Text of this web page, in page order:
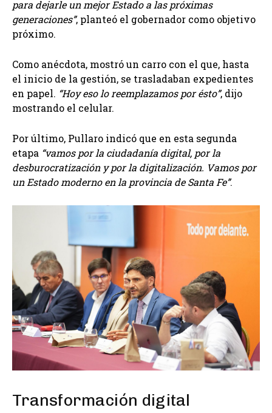
para dejarle un mejor Estado a las próximas
generaciones”, planteó el gobernador como objetivo
próximo.
Como anécdota, mostró un carro con el que, hasta
el inicio de la gestión, se trasladaban expedientes
en papel. “Hoy eso lo reemplazamos por ésto”, dijo
mostrando el celular.
Por último, Pullaro indicó que en esta segunda
etapa “vamos por la ciudadanía digital, por la
desburocratización y por la digitalización. Vamos por
un Estado moderno en la provincia de Santa Fe”.
Transformación digital